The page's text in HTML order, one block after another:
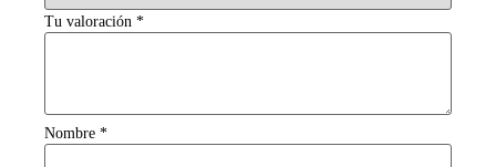
Tu valoración *
Nombre *